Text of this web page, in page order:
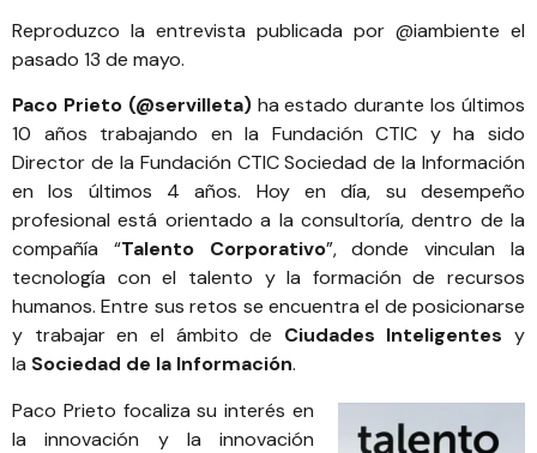
Reproduzco la entrevista publicada por @iambiente el
pasado 13 de mayo.
Paco Prieto (@servilleta)ha estado durantelos últimos
10 años trabajando en la Fundación CTIC y ha sido
Director de la Fundación CTIC Sociedad de la Información
en los últimos 4 años. Hoy en día, su desempeño
profesional está orientado a la consultoría, dentro de la
compañía “Talento Corporativo”, donde vinculan la
tecnología con el talento y la formación de recursos
humanos. Entre sus retos se encuentra el de posicionarse
y trabajar en el ámbito de Ciudades Inteligentes y
la Sociedad de la Información.
Paco Prieto focaliza su interés en
la innovación y la innovación